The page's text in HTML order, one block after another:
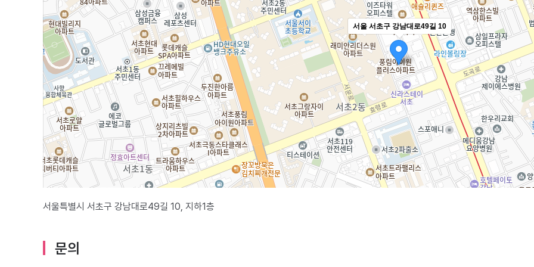
서울 서초구 강남대로49길 10
서울특별시 서초구 강남대로49길 10, 지하1층
문의